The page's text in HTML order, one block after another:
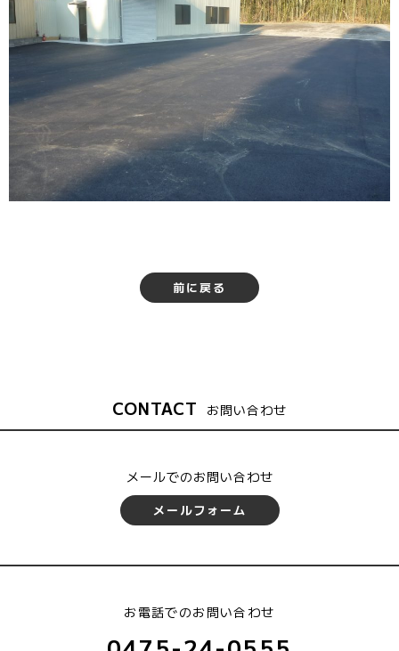
前に戻る
CONTACT お問い合わせ
お電話でのお問い合わせ
メールでのお問い合わせ
メールフォーム